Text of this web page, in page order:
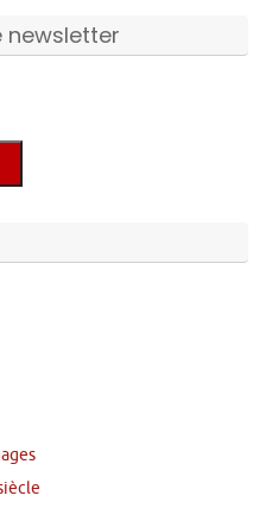
newsletter